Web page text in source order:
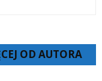
OD AUTORA